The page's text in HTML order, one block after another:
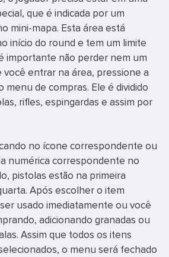
que é indicada por um
mini-mapa. Esta área está
início do round e tem um limite
importante não perder nem um
você entrar na área, pressione a
menu de compras. Ele é dividido
rifles, espingardas e assim por
no ícone correspondente ou
numérica correspondente no
pistolas estão na primeira
Após escolher o item
usado imediatamente ou você
adicionando granadas ou
Assim que todos os itens
o menu será fechado